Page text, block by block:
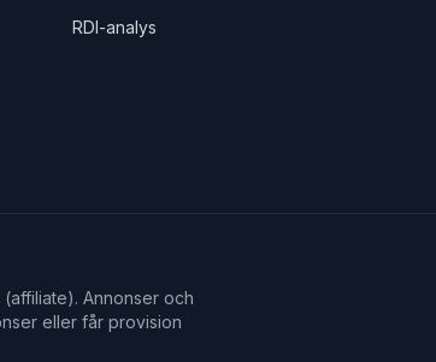
RDI-analys
Annonser och
eller får provision